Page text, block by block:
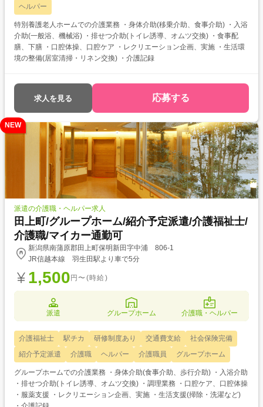
ヘルパー
特別養護老人ホームでの介護業務 ・身体介助(移乗介助、食事介助) ・入浴
介助(一般浴、機械浴) ・排せつ介助(トイレ誘導、オムツ交換) ・食事配
膳、下膳 ・口腔体操、口腔ケア ・レクリエーション企画、実施 ・生活環
境の整備(居室清掃・リネン交換) ・介護記録
求人を見る 応募する
NEW
派遣の介護職・ヘルパー求人
田上町/グループホーム/紹介予定派遣/介護福祉士/
介護職/マイカー通勤可
新潟県南蒲原郡田上町保明新田字中浦 806-1
JR信越本線 羽生田駅より車で5分
1,500 円〜(時給)
派遣 グループホーム 介護職・ヘルパー
介護福祉士 駅チカ 研修制度あり 交通費支給
社会保険完備
紹介予定派遣
介護職 ヘルパー 介護職員 グループホーム
グループホームでの介護業務 ・身体介助(食事介助、歩行介助) ・入浴介助
・排せつ介助(トイレ誘導、オムツ交換) ・調理業務 ・口腔ケア、口腔体操
・服薬支援 ・レクリエーション企画、実施 ・生活支援(掃除・洗濯など)